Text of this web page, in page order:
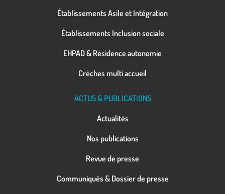
Établissements Asile et Intégration
Établissements Inclusion sociale
EHPAD & Résidence autonomie
Crèches multi accueil
ACTUS & PUBLICATIONS
Actualités
Nos publications
Revue de presse
Communiqués & Dossier de presse